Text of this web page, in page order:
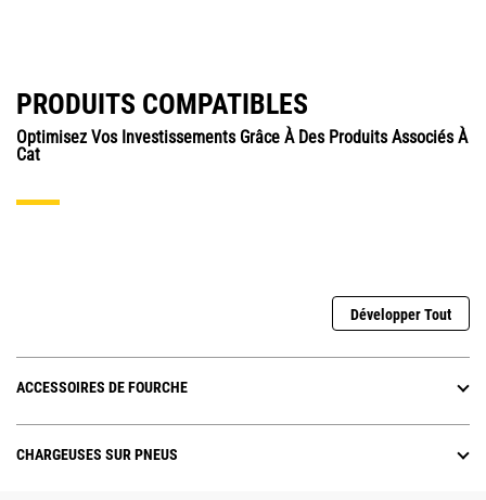
PRODUITS COMPATIBLES
Optimisez Vos Investissements Grâce À Des Produits Associés À
Cat
Développer Tout
ACCESSOIRES DE FOURCHE
CHARGEUSES SUR PNEUS